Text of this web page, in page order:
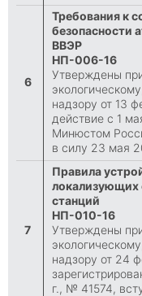
6
Требования к
безопасности
ВВЭР
НП-006-16
Утверждены
надзору от 13
действие с 1
Минюстом
в силу 23 мая
7
Правила
локализующих
станций
НП-010-16
Утверждены
надзору от 24
г., № 41574,